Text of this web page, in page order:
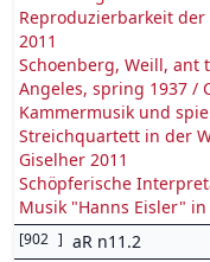
Reproduzierbarkeit
2011
Schoenberg, Weill, ant
Angeles, spring 1937 /
Kammermusik und
Streichquartett in der
Giselher 2011
Schöpferische
Musik "Hanns Eisler" in
[902 ] aR n11.2